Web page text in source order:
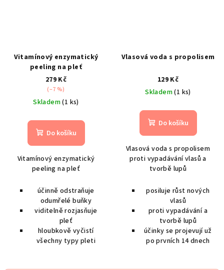
Vitamínový enzymatický
peeling na pleť
279 Kč
(–7 %)
Skladem(1 ks)
Do košíku
Vitamínový enzymatický
peeling na pleť
účinně odstraňuje
odumřelé buňky
viditelně rozjasňuje
pleť
hloubkově vyčistí
všechny typy pleti
Vlasová voda s propolisem
129 Kč
Skladem(1 ks)
Do košíku
Vlasová voda s propolisem
proti vypadávání vlasů a
tvorbě lupů
posiluje růst nových
vlasů
proti vypadávání a
tvorbě lupů
účinky se projevují už
po prvních 14 dnech